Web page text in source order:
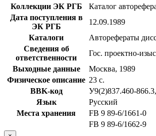
Коллекции ЭК РГБ
Каталог
Дата поступления в
ЭК РГБ
12.09.1989
Каталоги
Авторефераты
Сведения об
ответственности
Гос. проектно-
Выходные данные
Москва, 1989
Физическое описание 23 с.
BBK-код
У9(2)837.460-
Язык
Русский
Места хранения
FB 9 89-6/1661-0
FB 9 89-6/1662-9